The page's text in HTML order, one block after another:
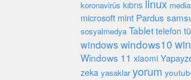
koronavirüs kıbrıs linux
microsoft mint Pardus
sosyalmedya Tablet telefon
windowswindows10
Windows 11 xiaomi
zeka yasaklar yorum